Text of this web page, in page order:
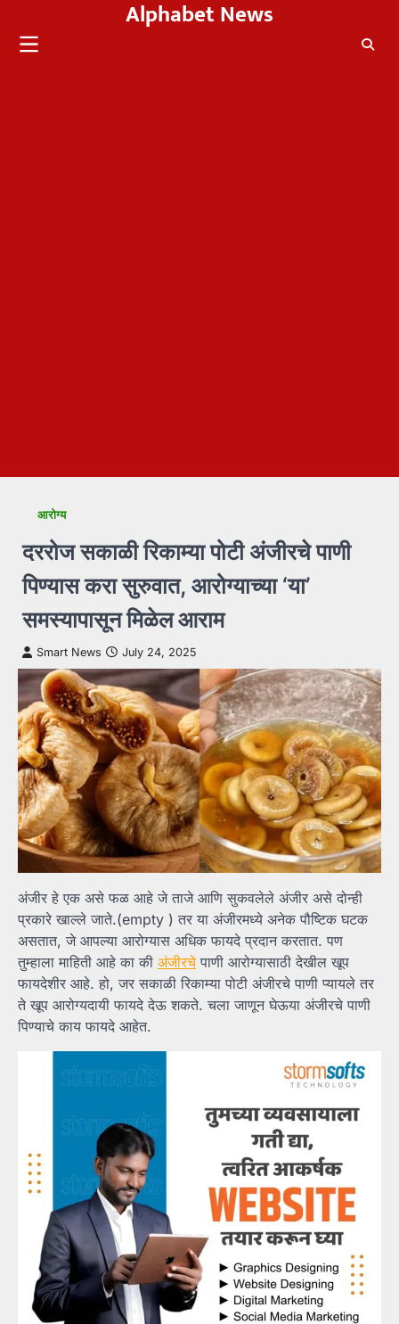
content
Alphabet News
आरोग्य
दररोज सकाळी रिकाम्या पोटी अंजीरचे पाणी
पिण्यास करा सुरुवात, आरोग्याच्या ‘या’
समस्यापासून मिळेल आराम
Smart News July 24, 2025
अंजीर हे एक असे फळ आहे जे ताजे आणि सुकवलेले अंजीर असे दोन्ही
प्रकारे खाल्ले जाते.(empty ) तर या अंजीरमध्ये अनेक पौष्टिक घटक
असतात, जे आपल्या आरोग्यास अधिक फायदे प्रदान करतात. पण
तुम्हाला माहिती आहे का की अंजीरचे पाणी आरोग्यासाठी देखील खूप
फायदेशीर आहे. हो, जर सकाळी रिकाम्या पोटी अंजीरचे पाणी प्यायले तर
ते खूप आरोग्यदायी फायदे देऊ शकते. चला जाणून घेऊया अंजीरचे पाणी
पिण्याचे काय फायदे आहेत.